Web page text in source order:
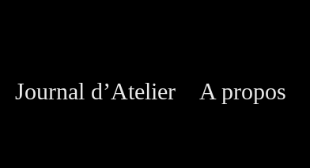
Journal d’Atelier A propos